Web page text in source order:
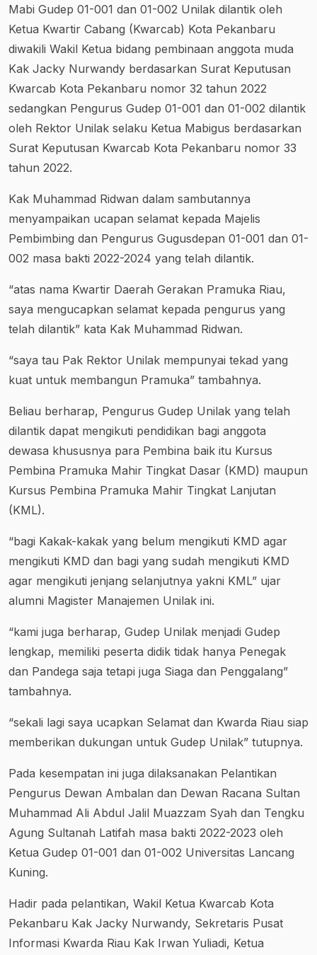
Mabi Gudep 01-001 dan 01-002 Unilak dilantik oleh
Ketua Kwartir Cabang (Kwarcab) Kota Pekanbaru
diwakili Wakil Ketua bidang pembinaan anggota muda
Kak Jacky Nurwandy berdasarkan Surat Keputusan
Kwarcab Kota Pekanbaru nomor 32 tahun 2022
sedangkan Pengurus Gudep 01-001 dan 01-002 dilantik
oleh Rektor Unilak selaku Ketua Mabigus berdasarkan
Surat Keputusan Kwarcab Kota Pekanbaru nomor 33
tahun 2022.
Kak Muhammad Ridwan dalam sambutannya
menyampaikan ucapan selamat kepada Majelis
Pembimbing dan Pengurus Gugusdepan 01-001 dan 01-
002 masa bakti 2022-2024 yang telah dilantik.
“atas nama Kwartir Daerah Gerakan Pramuka Riau,
saya mengucapkan selamat kepada pengurus yang
telah dilantik” kata Kak Muhammad Ridwan.
“saya tau Pak Rektor Unilak mempunyai tekad yang
kuat untuk membangun Pramuka” tambahnya.
Beliau berharap, Pengurus Gudep Unilak yang telah
dilantik dapat mengikuti pendidikan bagi anggota
dewasa khususnya para Pembina baik itu Kursus
Pembina Pramuka Mahir Tingkat Dasar (KMD) maupun
Kursus Pembina Pramuka Mahir Tingkat Lanjutan
(KML).
“bagi Kakak-kakak yang belum mengikuti KMD agar
mengikuti KMD dan bagi yang sudah mengikuti KMD
agar mengikuti jenjang selanjutnya yakni KML” ujar
alumni Magister Manajemen Unilak ini.
“kami juga berharap, Gudep Unilak menjadi Gudep
lengkap, memiliki peserta didik tidak hanya Penegak
dan Pandega saja tetapi juga Siaga dan Penggalang”
tambahnya.
“sekali lagi saya ucapkan Selamat dan Kwarda Riau siap
memberikan dukungan untuk Gudep Unilak” tutupnya.
Pada kesempatan ini juga dilaksanakan Pelantikan
Pengurus Dewan Ambalan dan Dewan Racana Sultan
Muhammad Ali Abdul Jalil Muazzam Syah dan Tengku
Agung Sultanah Latifah masa bakti 2022-2023 oleh
Ketua Gudep 01-001 dan 01-002 Universitas Lancang
Kuning.
Hadir pada pelantikan, Wakil Ketua Kwarcab Kota
Pekanbaru Kak Jacky Nurwandy, Sekretaris Pusat
Informasi Kwarda Riau Kak Irwan Yuliadi, Ketua